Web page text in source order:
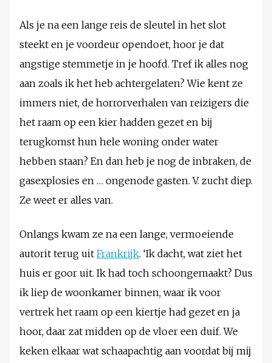
Als je na een lange reis de sleutel in het slot
steekt en je voordeur opendoet, hoor je dat
angstige stemmetje in je hoofd. Tref ik alles nog
aan zoals ik het heb achtergelaten? Wie kent ze
immers niet, de horrorverhalen van reizigers die
het raam op een kier hadden gezet en bij
terugkomst hun hele woning onder water
hebben staan? En dan heb je nog de inbraken, de
gasexplosies en … ongenode gasten. V. zucht diep.
Ze weet er alles van.
Onlangs kwam ze na een lange, vermoeiende
autorit terug uit Frankrijk. ‘Ik dacht, wat ziet het
huis er goor uit. Ik had toch schoongemaakt? Dus
ik liep de woonkamer binnen, waar ik voor
vertrek het raam op een kiertje had gezet en ja
hoor, daar zat midden op de vloer een duif. We
keken elkaar wat schaapachtig aan voordat bij mij